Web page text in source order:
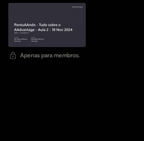
Apenas para membros.